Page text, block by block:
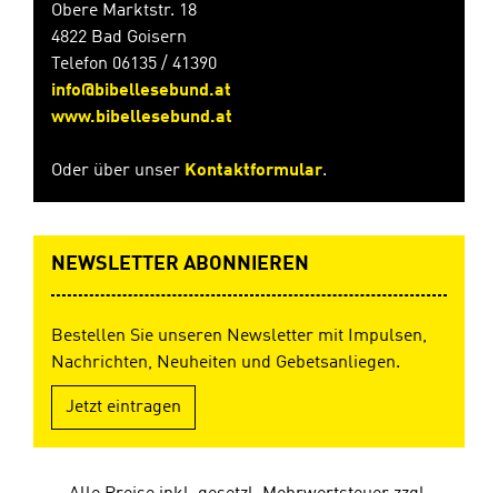
Obere Marktstr. 18
4822 Bad Goisern
Telefon 06135 / 41390
info@bibellesebund.at
www.bibellesebund.at
Oder über unser Kontaktformular.
NEWSLETTER ABONNIEREN
Bestellen Sie unseren Newsletter mit Impulsen,
Nachrichten, Neuheiten und Gebetsanliegen.
Jetzt eintragen